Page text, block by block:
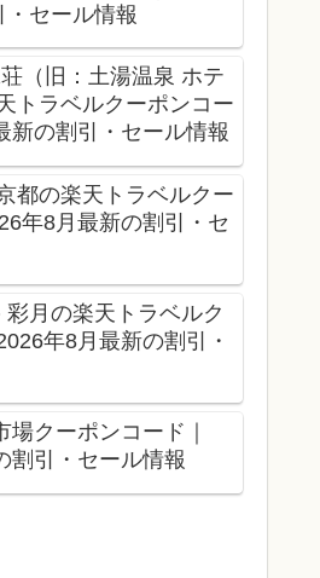
セール情報
（旧：土湯温泉 ホテ
トラベルクーポンコー
新の割引・セール情報
都の楽天トラベルクー
年8月最新の割引・セ
月の楽天トラベルク
年8月最新の割引・
場クーポンコード｜
割引・セール情報